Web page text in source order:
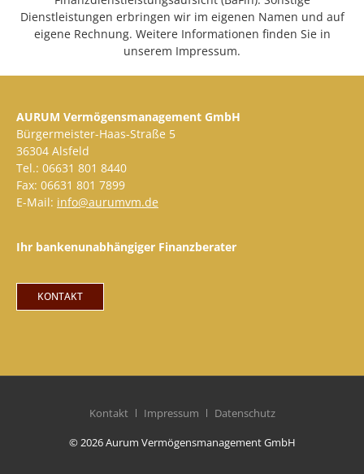
Dienstleistungen erbringen wir im eigenen Namen und auf
eigene Rechnung. Weitere Informationen finden Sie in
unserem Impressum.
AURUM Vermögensmanagement GmbH
Bürgermeister-Haas-Straße 5
36304 Alsfeld
Tel.: 06631 801 8440
Fax: 06631 801 7899
E-Mail: info@aurumvm.de
Ihr bankenunabhängiger Finanzberater
KONTAKT
Kontakt Impressum
Datenschutz
© 2026 Aurum Vermögensmanagement GmbH